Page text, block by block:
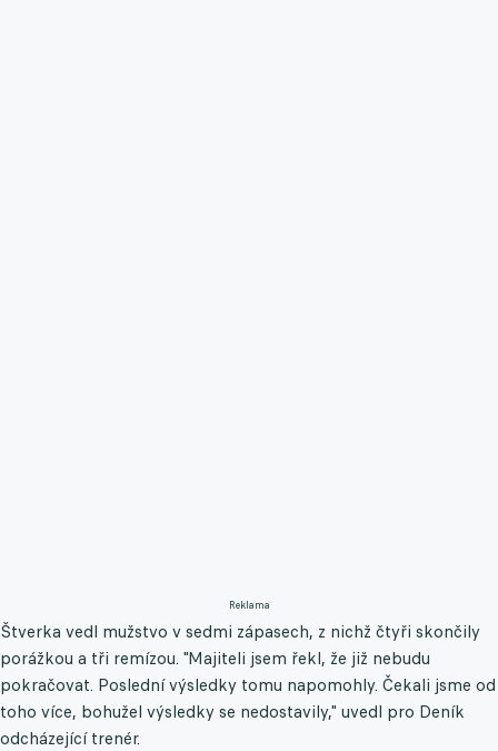
Reklama
Štverka vedl mužstvo v sedmi zápasech, z nichž čtyři skončily
porážkou a tři remízou. "Majiteli jsem řekl, že již nebudu
pokračovat. Poslední výsledky tomu napomohly. Čekali jsme od
toho více, bohužel výsledky se nedostavily," uvedl pro Deník
odcházející trenér.